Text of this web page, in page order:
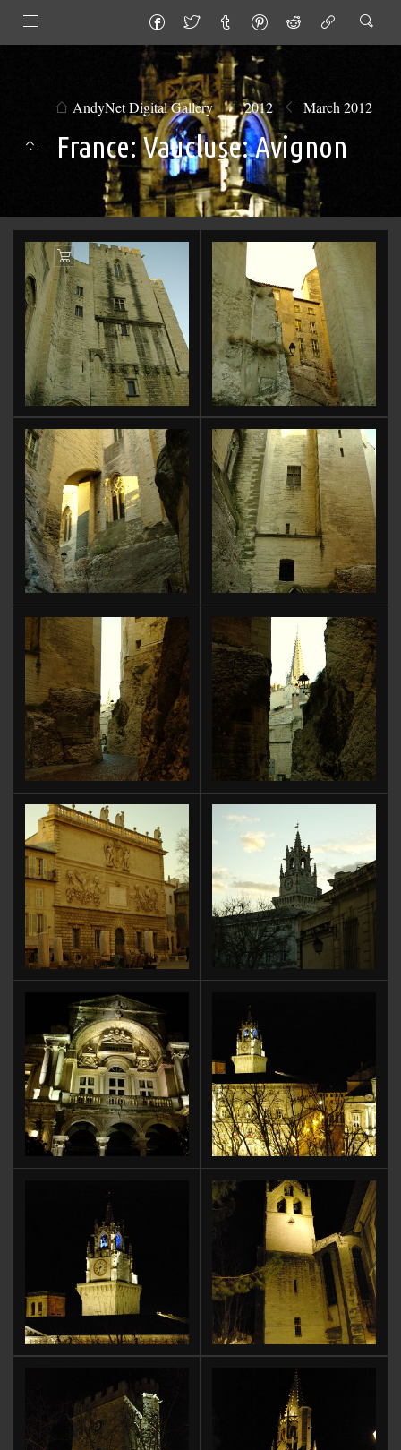
AndyNet Digital Gallery 2012 March 2012
France: Vaucluse: Avignon
Add
to
Cart